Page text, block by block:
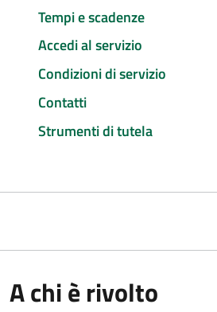
Tempi e scadenze
Accedi al servizio
Condizioni di servizio
Contatti
Strumenti di tutela
A chi è rivolto